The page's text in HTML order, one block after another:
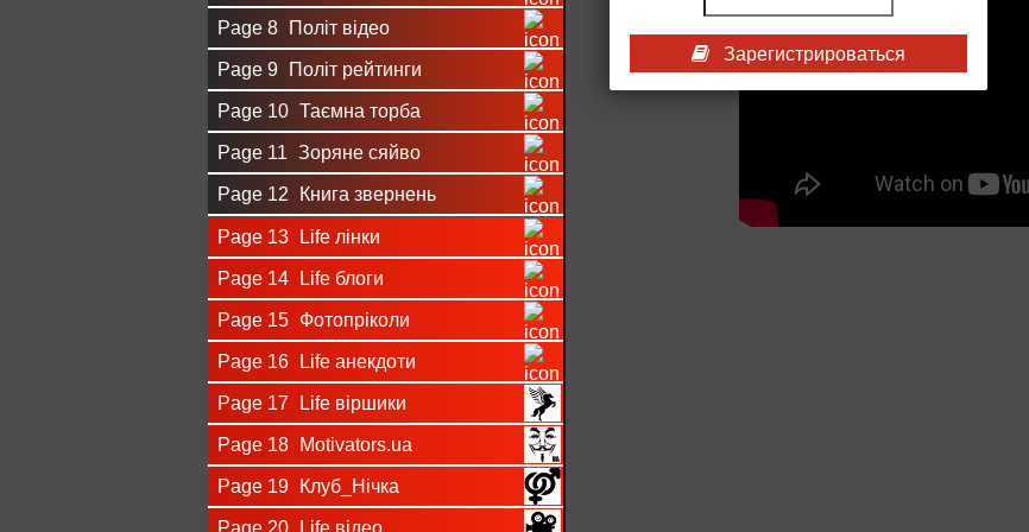
Page 8 Політ відео
Page 9 Політ рейтинги
Page 10 Таємна торба
Page 11 Зоряне сяйво
Page 12 Книга звернень
Page 13 Life лінки
Page 14 Life блоги
Page 15 Фотопріколи
Page 16 Life анекдоти
Page 17 Life віршики
Page 18 Motivators.ua
Page 19 Клуб_Нічка
Page 20 Life відео
Зарегистрироваться